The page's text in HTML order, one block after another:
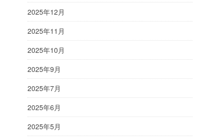
2025年12月
2025年11月
2025年10月
2025年9月
2025年7月
2025年6月
2025年5月